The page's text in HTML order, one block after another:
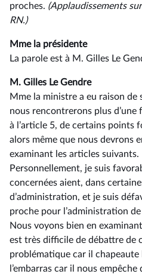
proches. (Applaudissements
RN.)
Mme la présidente
La parole est à M. Gilles Le
M. Gilles Le Gendre
Mme la ministre a eu raison
nous rencontrerons plus
à l’article 5, de certains points
alors même que nous devrons
examinant les articles suivants.
Personnellement, je suis
concernées aient, dans
d’administration, et je suis
proche pour l’administration
Nous voyons bien en
est très difficile de débattre de
problématique car il chapeaute
l’embarras car il nous